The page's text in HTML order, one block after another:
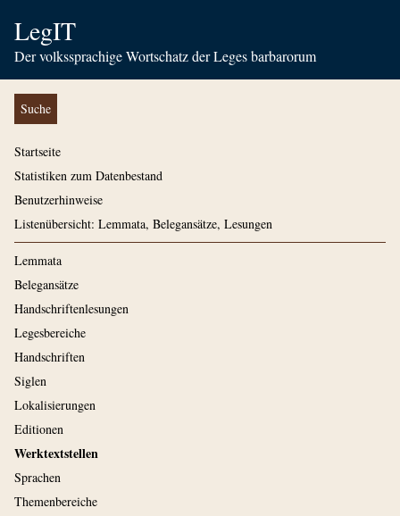
LegIT
Der volkssprachige Wortschatz der Leges barbarorum
Suche
Startseite
Statistiken zum Datenbestand
Benutzerhinweise
Listenübersicht: Lemmata, Belegansätze, Lesungen
Lemmata
Belegansätze
Handschriftenlesungen
Legesbereiche
Handschriften
Siglen
Lokalisierungen
Editionen
Werktextstellen
Sprachen
Themenbereiche